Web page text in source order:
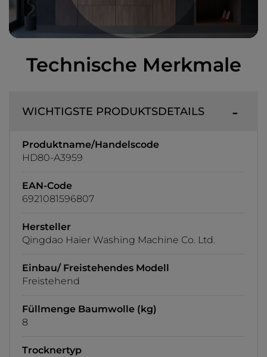
Technische Merkmale
WICHTIGSTE PRODUKTSDETAILS
Produktname/Handelscode
HD80-A3959
EAN-Code
6921081596807
Hersteller
Qingdao Haier Washing Machine Co. Ltd.
Einbau/ Freistehendes Modell
Freistehend
Füllmenge Baumwolle (kg)
8
Trocknertyp